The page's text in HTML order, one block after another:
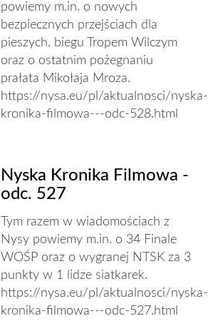
powiemy m.in. o nowych
bezpiecznych przejściach dla
pieszych, biegu Tropem Wilczym
oraz o ostatnim pożegnaniu
prałata Mikołaja Mroza.
https://nysa.eu/pl/aktualnosci/nyska-
kronika-filmowa---odc-528.html
Nyska Kronika Filmowa -
odc. 527
Tym razem w wiadomościach z
Nysy powiemy m.in. o 34 Finale
WOŚP oraz o wygranej NTSK za 3
punkty w 1 lidze siatkarek.
https://nysa.eu/pl/aktualnosci/nyska-
kronika-filmowa---odc-527.html